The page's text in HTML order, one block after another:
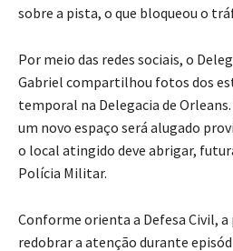
sobre a pista, o que bloqueou o
Por meio das redes sociais, o
Gabriel compartilhou fotos dos
temporal na Delegacia de
um novo espaço será alugado
o local atingido deve abrigar,
Polícia Militar.
Conforme orienta a Defesa Civil, a
redobrar a atenção durante